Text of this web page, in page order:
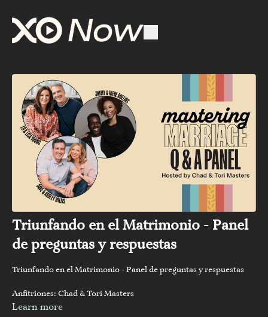
Triunfando en el Matrimonio - Panel
de preguntas y respuestas
Triunfando en el Matrimonio - Panel de preguntas y respuestas
Anfitriones: Chad & Tori Masters
Learn more